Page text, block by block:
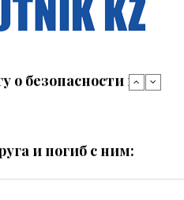
Москву надо
о безопасности в
и погиб с ним:
в реке
Берн: Россия